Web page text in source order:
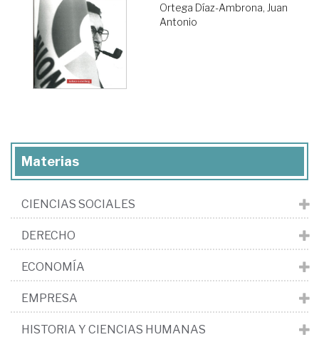
Ortega Díaz-Ambrona, Juan
Antonio
Materias
CIENCIAS SOCIALES
DERECHO
ECONOMÍA
EMPRESA
HISTORIA Y CIENCIAS HUMANAS